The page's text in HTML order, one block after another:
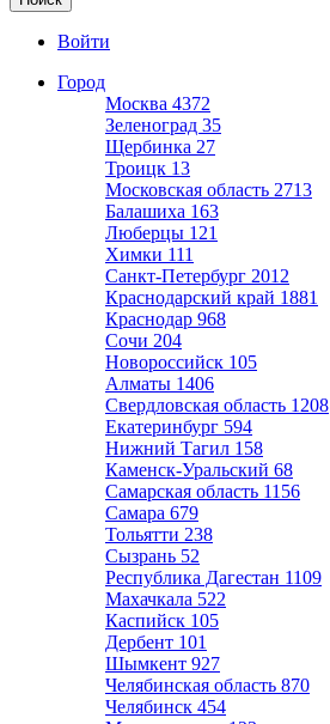
Войти
Город
Москва 4372
Зеленоград 35
Щербинка 27
Троицк 13
Московская область 2713
Балашиха 163
Люберцы 121
Химки 111
Санкт-Петербург 2012
Краснодарский край 1881
Краснодар 968
Сочи 204
Новороссийск 105
Алматы 1406
Свердловская область 1208
Екатеринбург 594
Нижний Тагил 158
Каменск-Уральский 68
Самарская область 1156
Самара 679
Тольятти 238
Сызрань 52
Республика Дагестан 1109
Махачкала 522
Каспийск 105
Дербент 101
Шымкент 927
Челябинская область 870
Челябинск 454